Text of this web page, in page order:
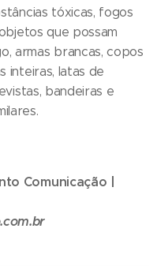
tóxicas, fogos
que possam
armas brancas, copos
inteiras, latas de
bandeiras e
Comunicação |